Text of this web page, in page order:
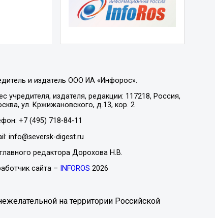
и издатель ООО ИА «Инфорос».
учредителя, издателя, редакции: 117218, Россия,
ул. Кржижановского, д.13, кор. 2
+7 (495) 718-84-11
info@seversk-digest.ru
редактора Дорохова Н.В.
сайта – INFOROS 2026
на территории Российской